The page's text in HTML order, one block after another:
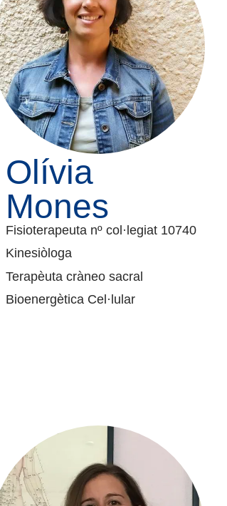
Olívia
Mones
Fisioterapeuta nº col·legiat 10740
Kinesiòloga
Terapèuta cràneo sacral
Bioenergètica Cel·lular